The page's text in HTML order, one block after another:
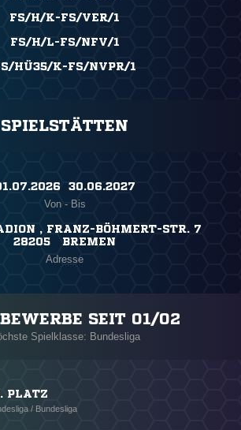
FS/H/K-FS/VER/1
FS/H/L-FS/NFV/1
HÜ35/K-FS/NVPR/1
SPIELSTÄTTEN
30.06.2027
Von - Bis
, FRANZ-BÖHMERT-STR. 7
28205 BREMEN
Adresse
SEIT 01/02
Spielklasse: Bundesliga
PLATZ
/ Bundesliga